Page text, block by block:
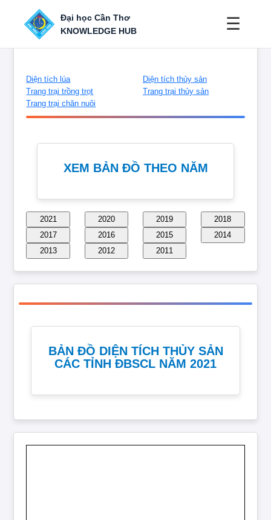
Đại học Cần Thơ
KNOWLEDGE HUB
☰
Diện tích lúa
Diện tích thủy sản
Trang trại trồng trọt
Trang trại thủy sản
Trang trại chăn nuôi
XEM BẢN ĐỒ THEO NĂM
BẢN ĐỒ DIỆN TÍCH THỦY SẢN
CÁC TỈNH ĐBSCL NĂM 2021